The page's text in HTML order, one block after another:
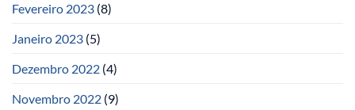
Fevereiro 2023 (8)
Janeiro 2023 (5)
Dezembro 2022 (4)
Novembro 2022 (9)